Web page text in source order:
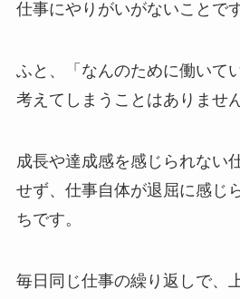
仕事にやりがいがないことです
ふと、「なんのために働いて
考えてしまうことはありませ
成長や達成感を感じられない
せず、仕事自体が退屈に感じ
ちです。
毎日同じ仕事の繰り返しで、